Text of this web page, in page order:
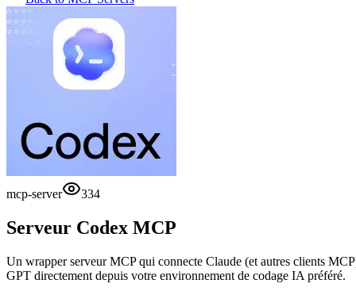
mcp-server 334
Serveur Codex MCP
Un wrapper serveur MCP qui connecte Claude (et autres clients
GPT directement depuis votre environnement de codage IA préféré.